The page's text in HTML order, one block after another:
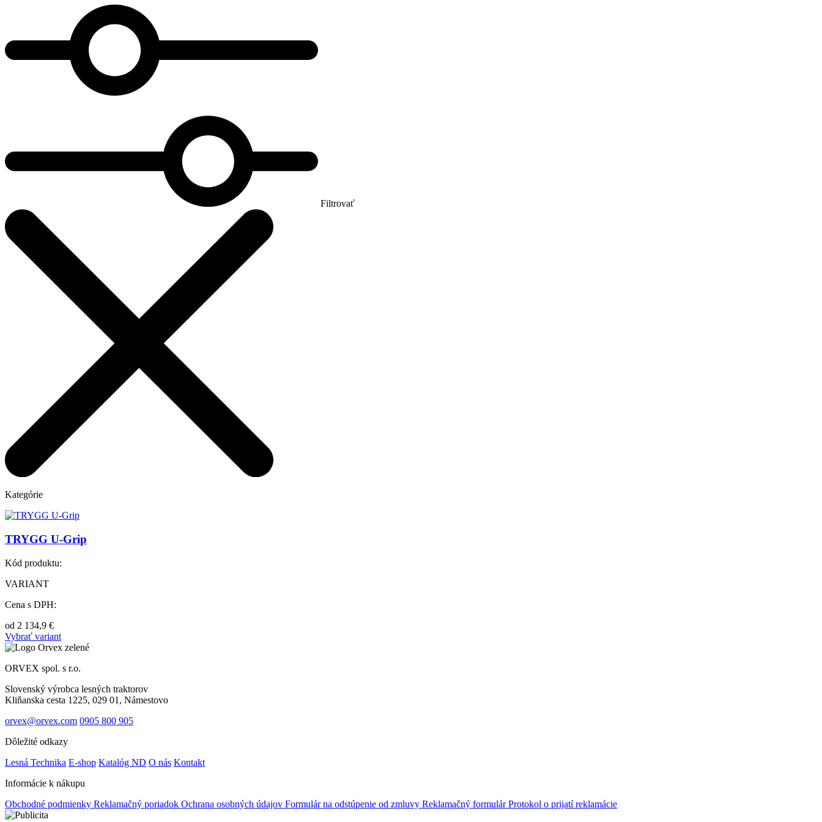
Filtrovať
Kategórie
TRYGG U-Grip
Kód produktu:
VARIANT
Cena s DPH:
od 2 134,9 €
Vybrať variant
ORVEX spol. s r.o.
Slovenský výrobca lesných traktorov
Kliňanska cesta 1225, 029 01, Námestovo
orvex@orvex.com 0905 800 905
Dôležité odkazy
Lesná Technika E-shop Katalóg ND O nás Kontakt
Informácie k nákupu
Obchodné podmienky Reklamačný poriadok Ochrana osobných údajov Formulár na odstúpenie od zmluvy Reklamačný formulárProtokol o prijatí reklamácie